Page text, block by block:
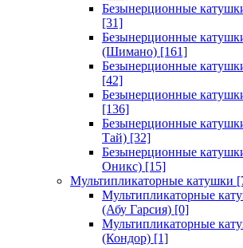
Безынерционные
[31]
Безынерционные
(Шимано) [161]
Безынерционные
[42]
Безынерционные
[136]
Безынерционные
Тай) [32]
Безынерционные
Оникс) [15]
Мультипликаторные катушки
Мультипликаторные
(Абу Гарсия) [0]
Мультипликаторные
(Кондор) [1]